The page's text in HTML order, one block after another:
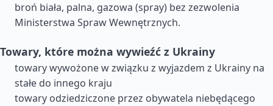
broń biała, palna, gazowa (spray) bez zezwolenia
Ministerstwa Spraw Wewnętrznych.
Towary, które można wywieźć z Ukrainy
towary wywożone w związku z wyjazdem z Ukrainy na
stałe do innego kraju
towary odziedziczone przez obywatela niebędącego